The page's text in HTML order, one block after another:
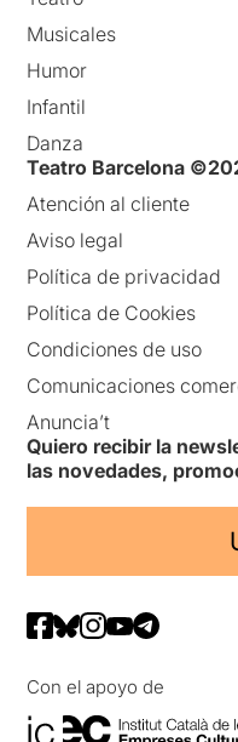
Musicales
Humor
Infantil
Danza
Teatro Barcelona
Atención al cliente
Aviso legal
Política de privacidad
Política de Cookies
Condiciones de uso
Comunicaciones
Anuncia’t
Quiero recibir la
las novedades,
Con el apoyo de